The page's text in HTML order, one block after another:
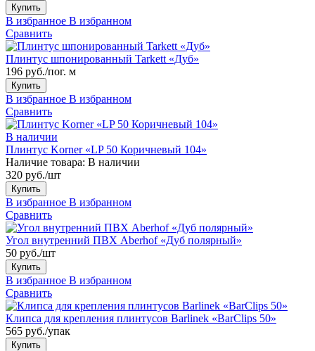
Купить
В избранное В избранном
Сравнить
Плинтус шпонированный Tarkett «Дуб»
196 руб./пог. м
Купить
В избранное В избранном
Сравнить
В наличии
Плинтус Korner «LP 50 Коричневый 104»
Наличие товара: В наличии
320 руб./шт
Купить
В избранное В избранном
Сравнить
Угол внутренний ПВХ Aberhof «Дуб полярный»
50 руб./шт
Купить
В избранное В избранном
Сравнить
Клипса для крепления плинтусов Barlinek «BarClips 50»
565 руб./упак
Купить